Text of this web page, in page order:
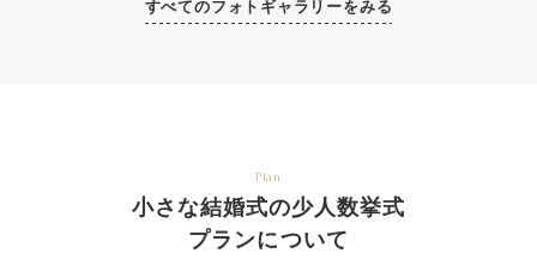
すべてのフォトギャラリーをみる
Plan
小さな結婚式の少人数挙式
プランについて